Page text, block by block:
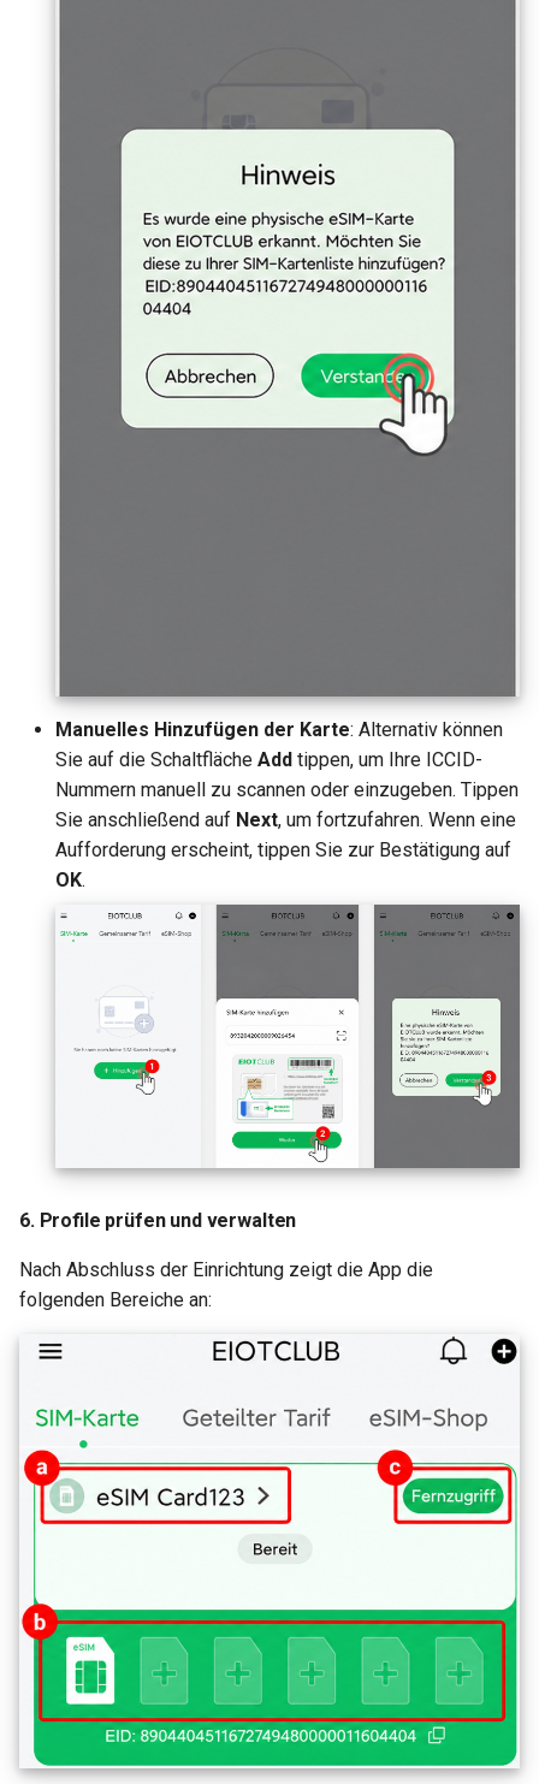
Manuelles Hinzufügen der Karte: Alternativ können
Sie auf die Schaltfläche Add tippen, um Ihre ICCID-
Nummern manuell zu scannen oder einzugeben. Tippen
Sie anschließend auf Next, um fortzufahren. Wenn eine
Aufforderung erscheint, tippen Sie zur Bestätigung auf
OK.
6. Profile prüfen und verwalten
Nach Abschluss der Einrichtung zeigt die App die
folgenden Bereiche an: